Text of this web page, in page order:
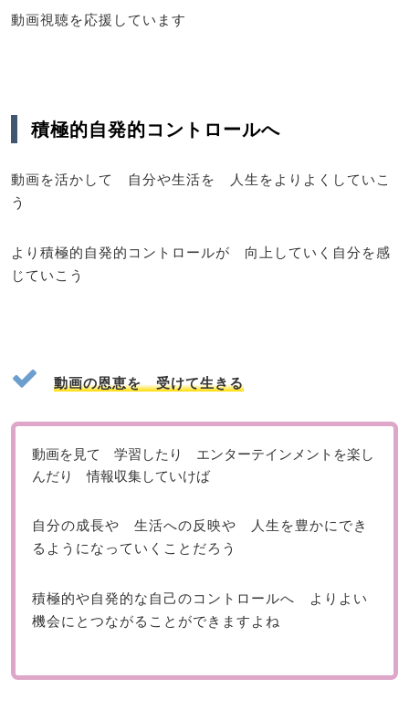
動画視聴を応援しています
積極的自発的コントロールへ
動画を活かして 自分や生活を 人生をよりよくしていこ
う
より積極的自発的コントロールが 向上していく自分を感
じていこう
動画の恩恵を 受けて生きる
動画を見て 学習したり エンターテインメントを楽し
んだり 情報収集していけば
自分の成長や 生活への反映や 人生を豊かにでき
るようになっていくことだろう
積極的や自発的な自己のコントロールへ よりよい
機会にとつながることができますよね